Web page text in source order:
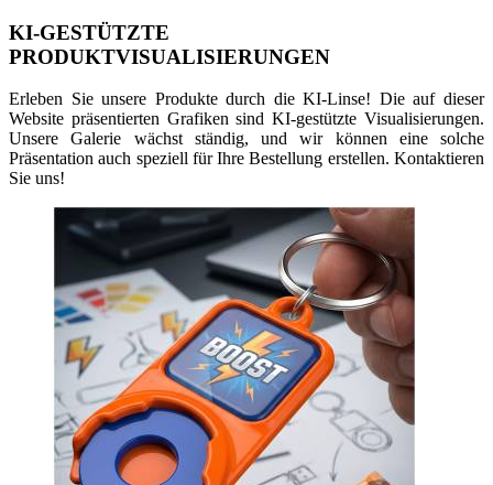
KI-GESTÜTZTE
PRODUKTVISUALISIERUNGEN
Erleben Sie unsere Produkte durch die KI-Linse! Die auf dieser
Website präsentierten Grafiken sind KI-gestützte Visualisierungen.
Unsere Galerie wächst ständig, und wir können eine solche
Präsentation auch speziell für Ihre Bestellung erstellen. Kontaktieren
Sie uns!